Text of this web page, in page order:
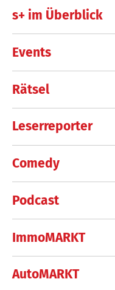
s+ im Überblick
Events
Rätsel
Leserreporter
Comedy
Podcast
ImmoMARKT
AutoMARKT